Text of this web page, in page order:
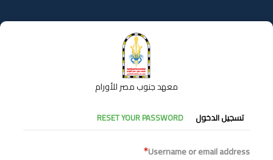
إلى
المحتوى
معهد جنوب مصر للأورام
التبويبات
الأساسية
تسجيل الدخول RESET YOUR PASSWORD
Username or email address